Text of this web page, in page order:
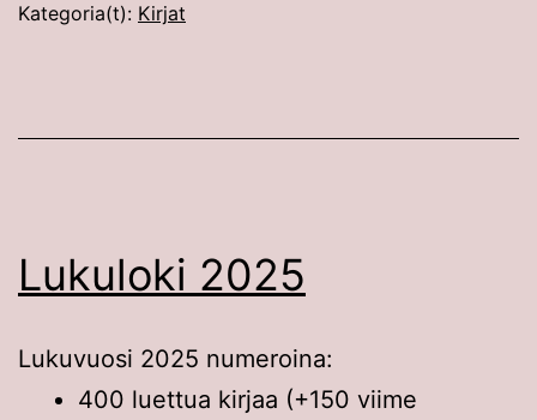
Kategoria(t): Kirjat
Lukuloki 2025
Lukuvuosi 2025 numeroina:
400 luettua kirjaa (+150 viime